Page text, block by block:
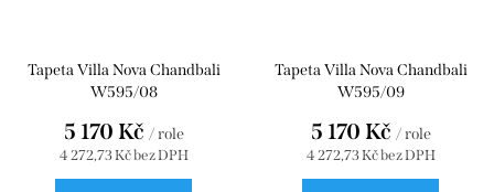
Tapeta Villa Nova Chandbali
W595/08
4 272,73 Kč bez DPH
5 170 Kč / role
Tapeta Villa Nova Chandbali
W595/09
4 272,73 Kč bez DPH
5 170 Kč / role